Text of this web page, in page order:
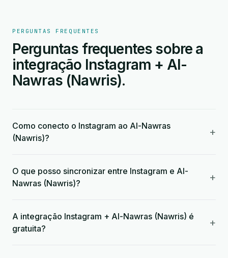
PERGUNTAS FREQUENTES
Perguntas frequentes sobre a
integração Instagram + Al-
Nawras (Nawris).
Como conecto o Instagram ao Al-Nawras
(Nawris)?
+
O que posso sincronizar entre Instagram e Al-
Nawras (Nawris)?
+
A integração Instagram + Al-Nawras (Nawris) é
gratuita?
+